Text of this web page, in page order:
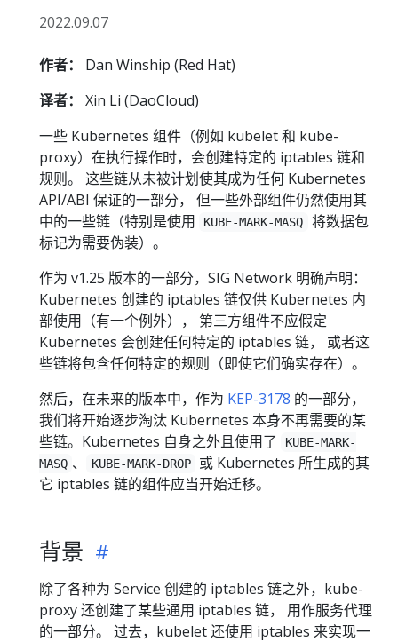
2022.09.07
作者：
Dan Winship (Red Hat)
译者：
Xin Li (DaoCloud)
一些 Kubernetes 组件（例如 kubelet 和 kube-
proxy）在执行操作时，会创建特定的 iptables 链和
规则。 这些链从未被计划使其成为任何 Kubernetes
API/ABI 保证的一部分， 但一些外部组件仍然使用其
中的一些链（特别是使用
KUBE-MARK-MASQ
将数据包
标记为需要伪装）。
作为 v1.25 版本的一部分，SIG Network 明确声明：
Kubernetes 创建的 iptables 链仅供 Kubernetes 内
部使用（有一个例外）， 第三方组件不应假定
Kubernetes 会创建任何特定的 iptables 链， 或者这
些链将包含任何特定的规则（即使它们确实存在）。
然后，在未来的版本中，作为 KEP-3178 的一部分，
我们将开始逐步淘汰 Kubernetes 本身不再需要的某
些链。Kubernetes 自身之外且使用了
KUBE-MARK-
MASQ 、 KUBE-MARK-DROP
或 Kubernetes 所生成的其
它 iptables 链的组件应当开始迁移。
背景
除了各种为 Service 创建的 iptables 链之外，kube-
proxy 还创建了某些通用 iptables 链， 用作服务代理
的一部分。 过去，kubelet 还使用 iptables 来实现一